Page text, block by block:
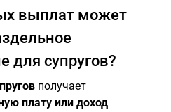
выплат может
для супругов?
получает
плату или доход